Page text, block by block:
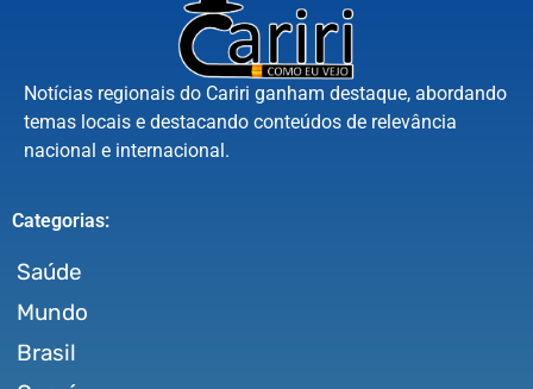
Notícias regionais do Cariri ganham destaque, abordando
temas locais e destacando conteúdos de relevância
nacional e internacional.
Categorias:
Saúde
Mundo
Brasil